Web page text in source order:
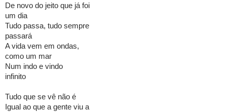
De novo do jeito que já foi
um dia
Tudo passa, tudo sempre
passará
A vida vem em ondas,
como um mar
Num indo e vindo
infinito
Tudo que se vê não é
Igual ao que a gente viu a